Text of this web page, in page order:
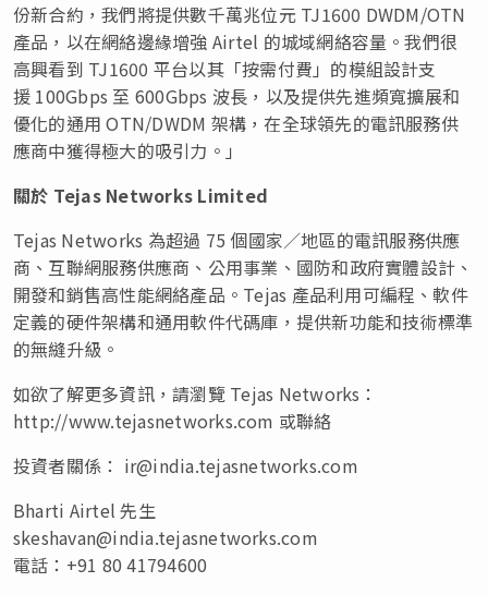
份新合約，我們將提供數千萬兆位元 TJ1600 DWDM/OTN
產品，以在網絡邊緣增強 Airtel 的城域網絡容量。我們很
高興看到 TJ1600 平台以其「按需付費」的模組設計支
援 100Gbps 至 600Gbps 波長，以及提供先進頻寬擴展和
優化的通用 OTN/DWDM 架構，在全球領先的電訊服務供
應商中獲得極大的吸引力。」
關於 Tejas Networks Limited
Tejas Networks 為超過 75 個國家／地區的電訊服務供應
商、互聯網服務供應商、公用事業、國防和政府實體設計、
開發和銷售高性能網絡產品。Tejas 產品利用可編程、軟件
定義的硬件架構和通用軟件代碼庫，提供新功能和技術標準
的無縫升級。
如欲了解更多資訊，請瀏覽 Tejas Networks：
http://www.tejasnetworks.com 或聯絡
投資者關係： ir@india.tejasnetworks.com
Bharti Airtel 先生
skeshavan@india.tejasnetworks.com
電話：+91 80 41794600